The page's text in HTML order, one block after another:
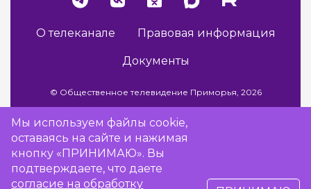
О телеканале Правовая информация
Документы
© Общественное телевидение Приморья, 2026
Разработка сайта -Vladweb
Мы используем файлы cookie,
оставаясь на сайте и нажимая
кнопку «ПРИНИМАЮ». Вы
подтверждаете, что даете
согласие на обработку